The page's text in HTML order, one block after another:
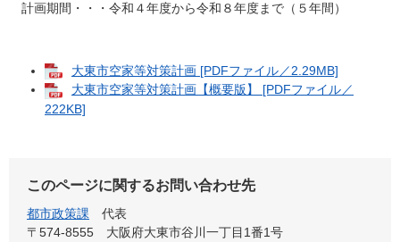
計画期間・・・令和４年度から令和８年度まで（５年間）
大東市空家等対策計画 [PDFファイル／2.29MB]
大東市空家等対策計画【概要版】 [PDFファイル／
222KB]
このページに関するお問い合わせ先
都市政策課
代表
〒574-8555 大阪府大東市谷川一丁目1番1号